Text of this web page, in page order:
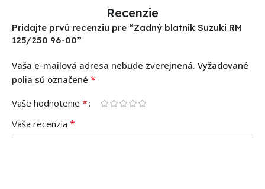
Recenzie
Pridajte prvú recenziu pre “Zadný blatník Suzuki RM
125/250 96-00”
Vaša e-mailová adresa nebude zverejnená. Vyžadované
polia sú označené *
Vaše hodnotenie *
Vaša recenzia *